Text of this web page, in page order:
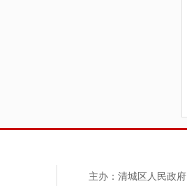
主办：清城区人民政府